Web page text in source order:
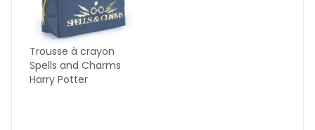
Trousse à crayon
Spells and Charms
Harry Potter